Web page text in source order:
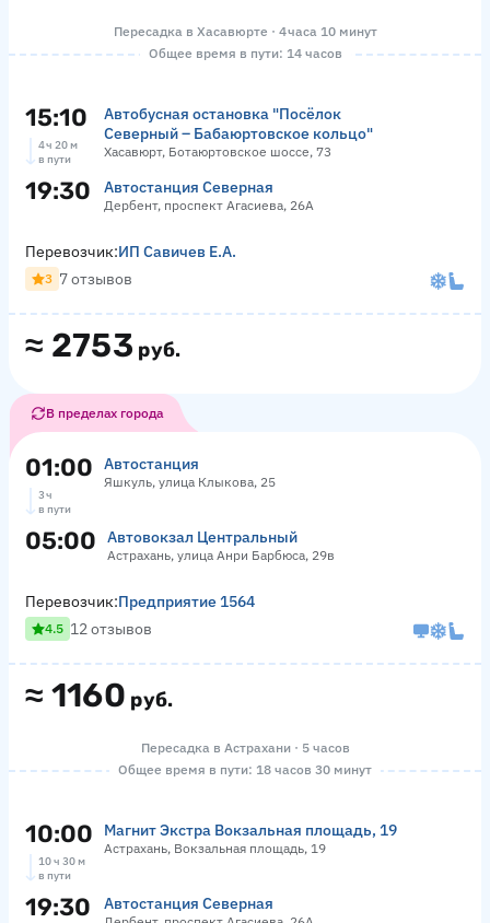
Пересадка в Хасавюрте · 4 часа 10 минут
Общее время в пути: 14 часов
15:10
Автобусная остановка "Посёлок
Северный – Бабаюртовское кольцо"
Хасавюрт, Ботаюртовское шоссе, 73
4 ч 20 м
в пути
19:30 Автостанция Северная
Дербент, проспект Агасиева, 26А
≈ 2753 руб.
Перевозчик:ИП Савичев Е.А.
3 7 отзывов
В пределах города
01:00 Автостанция
Яшкуль, улица Клыкова, 25
3 ч
в пути
05:00 Автовокзал Центральный
Астрахань, улица Анри Барбюса, 29в
≈ 1160 руб.
Перевозчик:Предприятие 1564
4.5 12 отзывов
Пересадка в Астрахани · 5 часов
Общее время в пути: 18 часов 30 минут
10:00 Магнит Экстра Вокзальная площадь, 19
Астрахань, Вокзальная площадь, 19
10 ч 30 м
в пути
19:30 Автостанция Северная